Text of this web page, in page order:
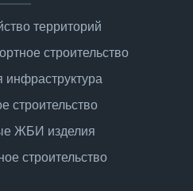
территорий
строительство
строительство
ЖБИ изделия
строительство